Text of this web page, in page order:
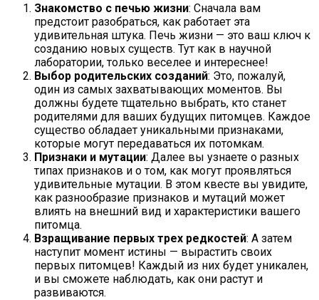
Знакомство с печью жизни: Сначала вам
предстоит разобраться, как работает эта
удивительная штука. Печь жизни — это ваш ключ к
созданию новых существ. Тут как в научной
лаборатории, только веселее и интереснее!
Выбор родительских созданий: Это, пожалуй,
один из самых захватывающих моментов. Вы
должны будете тщательно выбрать, кто станет
родителями для ваших будущих питомцев. Каждое
существо обладает уникальными признаками,
которые могут передаваться их потомкам.
Признаки и мутации: Далее вы узнаете о разных
типах признаков и о том, как могут проявляться
удивительные мутации. В этом квесте вы увидите,
как разнообразие признаков и мутаций может
влиять на внешний вид и характеристики вашего
питомца.
Взращивание первых трех редкостей: А затем
наступит момент истины — вырастить своих
первых питомцев! Каждый из них будет уникален,
и вы сможете наблюдать, как они растут и
развиваются.